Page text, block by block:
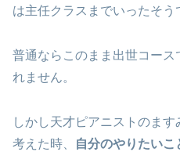
は主任クラスまでいったそう
普通ならこのまま出世コー
れません。
しかし天才ピアニストのま
考えた時、
自分のやりたいこ